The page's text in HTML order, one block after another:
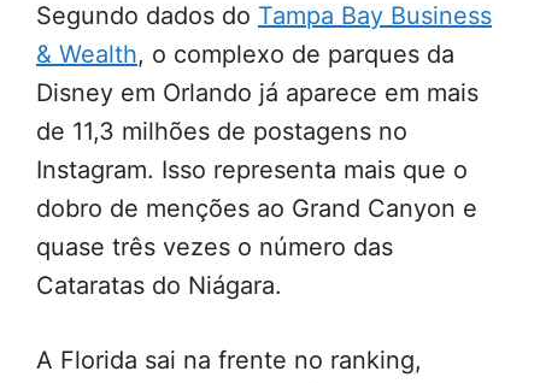
Segundo dados do Tampa Bay Business
& Wealth, o complexo de parques da
Disney em Orlando já aparece em mais
de 11,3 milhões de postagens no
Instagram. Isso representa mais que o
dobro de menções ao Grand Canyon e
quase três vezes o número das
Cataratas do Niágara.
A Florida sai na frente no ranking,